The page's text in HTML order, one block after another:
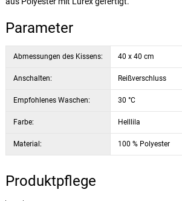
Parameter
Abmessungen des Kissens: 40 x 40 cm
Anschalten: Reißverschluss
Empfohlenes Waschen: 30 °C
Farbe: Helllila
Material: 100 % Polyester
Produktpflege